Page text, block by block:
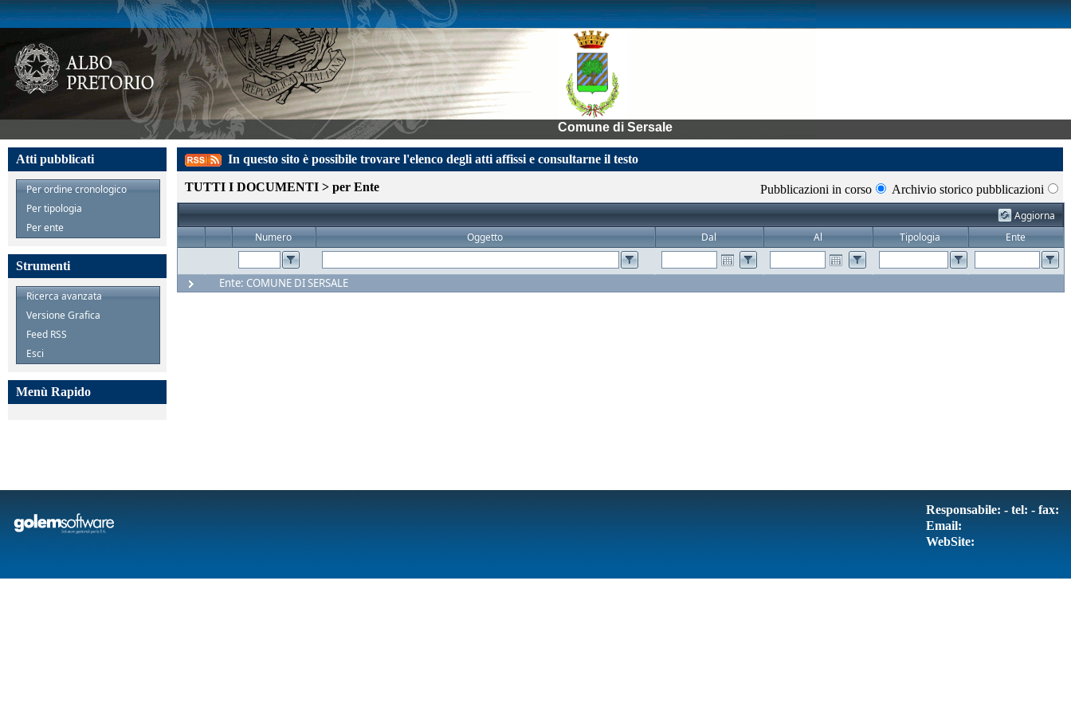
Comune di Sersale
Atti pubblicati
Per ordine cronologico
Per tipologia
Per ente
Strumenti
Ricerca avanzata
Versione Grafica
Feed RSS
Esci
Menù Rapido
In questo sito è possibile trovare l'elenco degli atti affissi e consultarne il testo
TUTTI I DOCUMENTI > per Ente Pubblicazioni in corso
Archivio storico pubblicazioni
Aggiorna
Numero
Oggetto Dal Al Tipologia
Ente
Ente: COMUNE DI SERSALE
Responsabile: - tel: - fax:
Email:
WebSite: